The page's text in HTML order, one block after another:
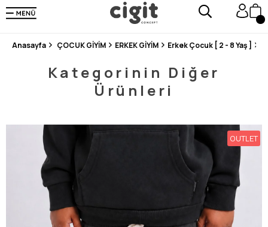
250.000'DEN FAZLA DEĞERLENDİRMEDE 5 ÜZERİNDEN 4.8 PUAN ALDI ⭐⭐⭐⭐⭐
3 MİLYONDAN FAZLA MUTLU MÜŞTERİ ❤️ 10 MİLYON ÜRÜN
Anasayfa ÇOCUK GİYİM ERKEK GİYİM Erkek Çocuk [ 2 - 8 Yaş ]
Kategorinin Diğer
Ürünleri
OUTLET